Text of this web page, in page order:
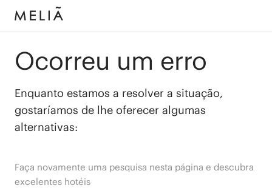
Ocorreu um erro
Enquanto estamos a resolver a situação,
gostaríamos de lhe oferecer algumas
alternativas:
Faça novamente uma pesquisa nesta página e descubra
excelentes hotéis